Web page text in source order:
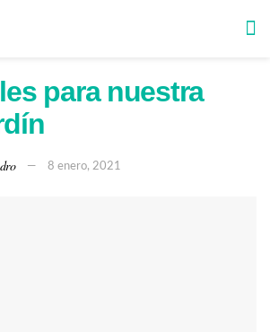
para nuestra
8 enero, 2021